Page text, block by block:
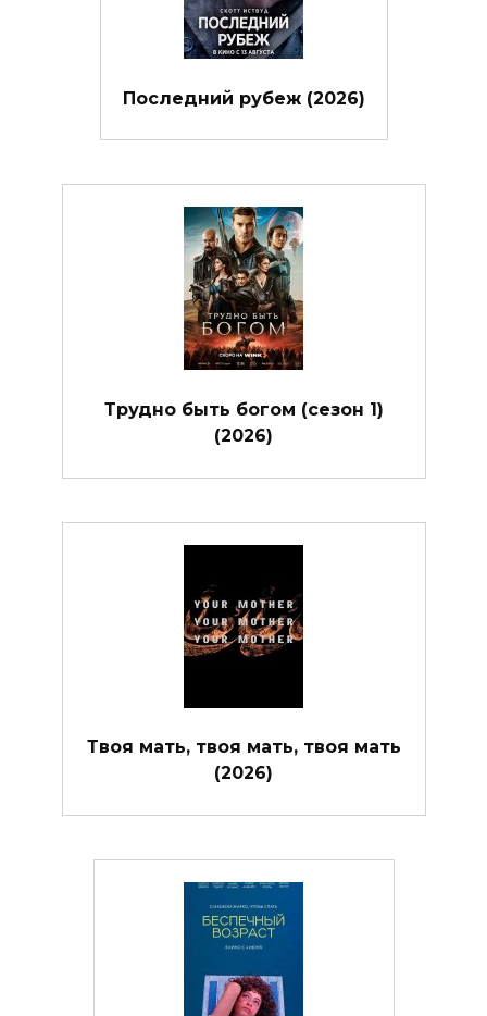
Последний рубеж (2026)
Трудно быть богом (сезон 1)
(2026)
Твоя мать, твоя мать, твоя мать
(2026)